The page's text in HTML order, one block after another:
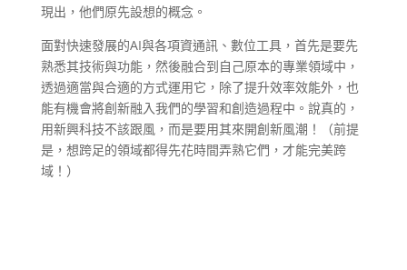
現出，他們原先設想的概念。
面對快速發展的AI與各項資通訊、數位工具，首先是要先
熟悉其技術與功能，然後融合到自己原本的專業領域中，
透過適當與合適的方式運用它，除了提升效率效能外，也
能有機會將創新融入我們的學習和創造過程中。說真的，
用新興科技不該跟風，而是要用其來開創新風潮！（前提
是，想跨足的領域都得先花時間弄熟它們，才能完美跨
域！）